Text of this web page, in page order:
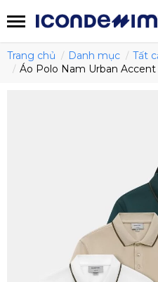
Trang chủ Danh mục
Tất
Áo Polo Nam Urban